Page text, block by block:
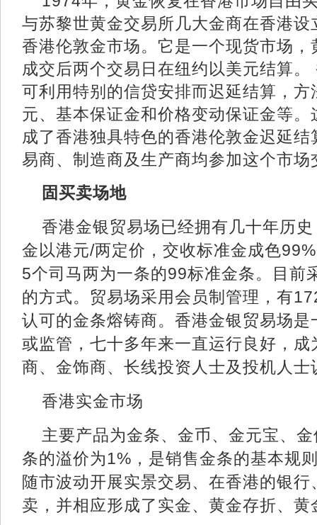
与苏黎世黄金交易所几大金商在香港
香港伦敦金市场。它是一个现货市场
成交后两个交易日在纽约以美元结算
可利用特别的信贷安排而迟延结算，
元、基本保证金和价格变动保证金等
成了香港独具特色的香港伦敦金迟延
易商、制造商及生产商均参加这个市场
固买卖场地
香港金银贸易场已经拥有几十年历
金以港元/两定价，交收标准金成色
5个司马两为一条的99标准金条。目前
的方式。贸易场采用会员制管理，有
认可的金条熔铸商。香港金银贸易场
或监管，七十多年来一直运行良好，
商、金饰商、长线投资人士及投机人士
香港实金市场
主要产品为金条、金币、金元宝、
条的溢价为1%，是销售金条的基本规
随市波动开展实景交易、在香港的银
卖，并相应形成了实金、黄金存折、